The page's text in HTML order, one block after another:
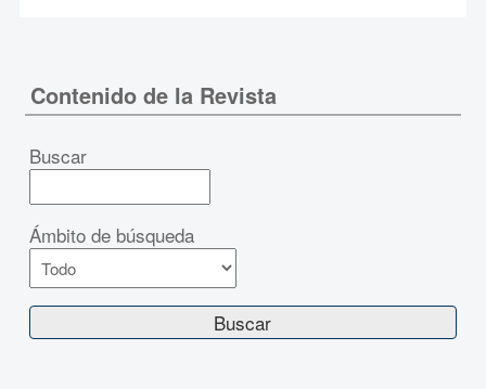
Contenido de la Revista
Buscar
Ámbito de búsqueda